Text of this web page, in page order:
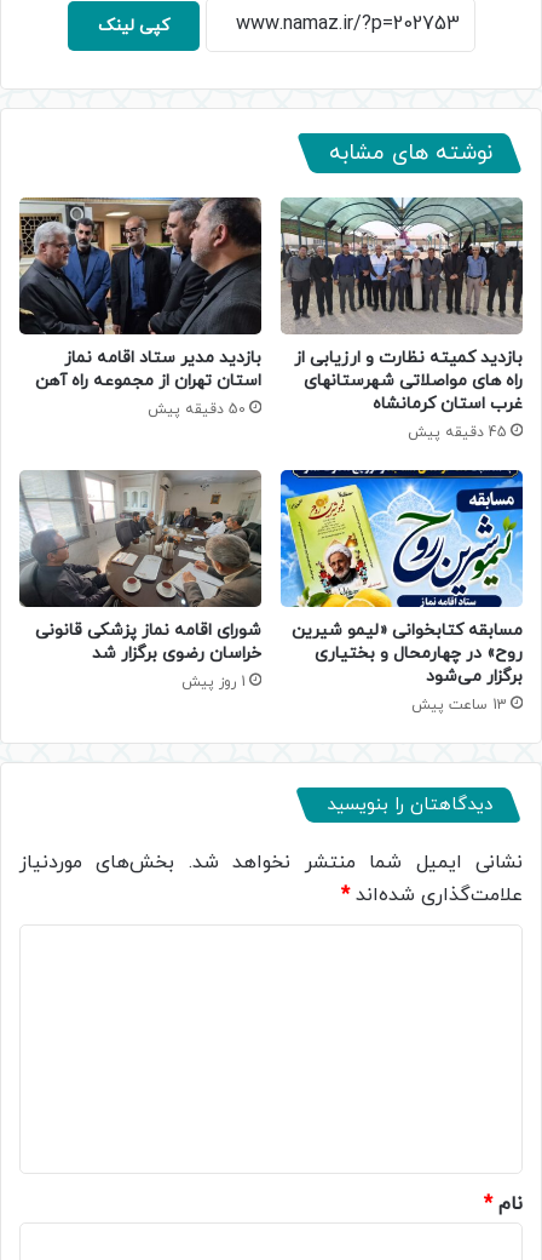
کپی لینک
نوشته های مشابه
بازدید کمیته نظارت و ارزیابی از
راه های مواصلاتی شهرستانهای
غرب استان کرمانشاه
45 دقیقه پیش
بازدید مدیر ستاد اقامه نماز
استان تهران از مجموعه راه آهن
50 دقیقه پیش
مسابقه کتابخوانی «لیمو شیرین
روح» در چهارمحال و بختیاری
برگزار می‌شود
13 ساعت پیش
شورای اقامه نماز پزشکی قانونی
خراسان رضوی برگزار شد
1 روز پیش
دیدگاهتان را بنویسید
نشانی ایمیل شما منتشر نخواهد شد. بخش‌های موردنیاز
علامت‌گذاری شده‌اند*
نام*